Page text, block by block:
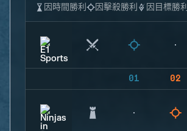
因時間勝利 因擊殺勝利 因目標勝利
01 02